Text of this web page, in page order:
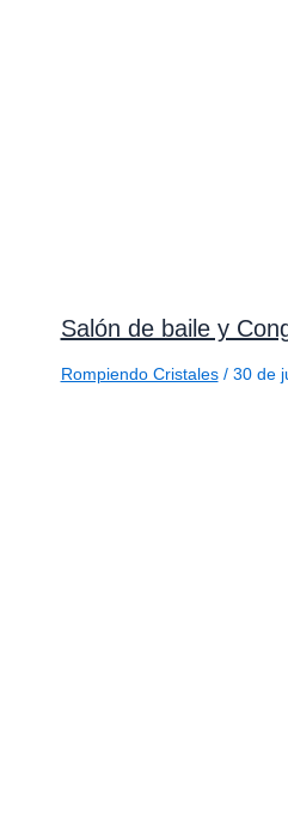
Salón de baile y
Rompiendo Cristales/ 30 de